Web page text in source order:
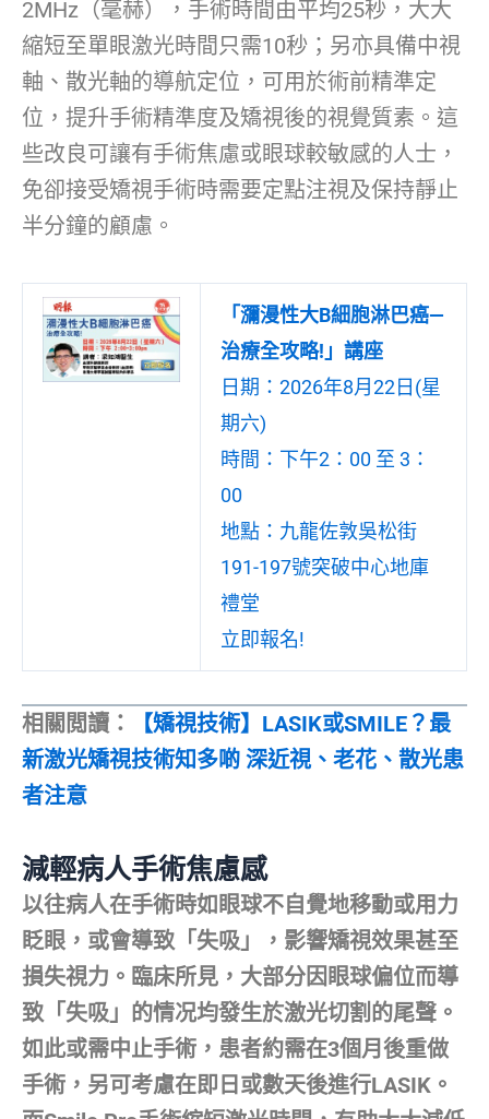
2MHz（毫赫），手術時間由平均25秒，大大
縮短至單眼激光時間只需10秒；另亦具備中視
軸、散光軸的導航定位，可用於術前精準定
位，提升手術精準度及矯視後的視覺質素。這
些改良可讓有手術焦慮或眼球較敏感的人士，
免卻接受矯視手術時需要定點注視及保持靜止
半分鐘的顧慮。
「瀰漫性大B細胞淋巴癌—
治療全攻略!」講座
日期：2026年8月22日(星
期六)
時間：下午2：00 至 3：
00
地點：九龍佐敦吳松街
191-197號突破中心地庫
禮堂
立即報名!
相關閲讀：
【矯視技術】LASIK或SMILE？最
新激光矯視技術知多啲 深近視、老花、散光患
者注意
減輕病人手術焦慮感
以往病人在手術時如眼球不自覺地移動或用力
眨眼，或會導致「失吸」，影響矯視效果甚至
損失視力。臨床所見，大部分因眼球偏位而導
致「失吸」的情况均發生於激光切割的尾聲。
如此或需中止手術，患者約需在3個月後重做
手術，另可考慮在即日或數天後進行LASIK。